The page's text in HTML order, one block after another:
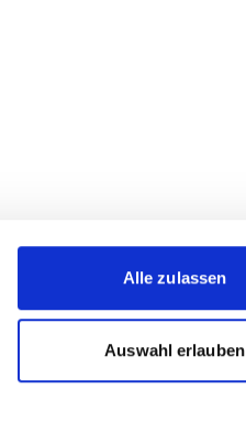
Alle zulassen
Auswahl erlauben